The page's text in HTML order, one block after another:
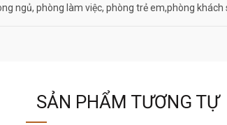
ngủ, phòng làm việc, phòng trẻ em,phòng
SẢN PHẨM TƯƠNG TỰ